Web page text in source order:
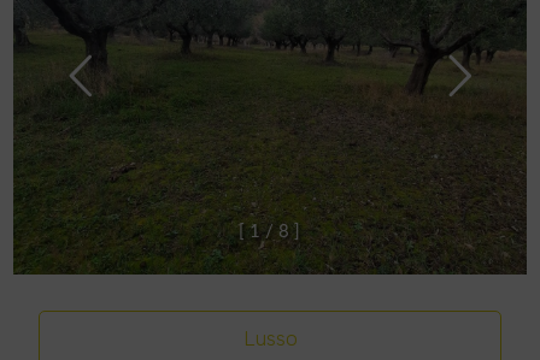
[ 1 / 8
Lusso